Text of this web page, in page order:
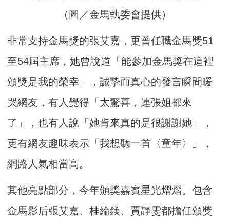
（圖／金馬執委會提供）
非常支持金馬獎的張艾嘉，更曾任職金馬獎51
至54屆主席，她曾說道「能參加金馬獎在這裡
頒獎是我的榮幸」，誠摯而真心的發言瞬間暖
哭網友，有人覺得「太驚喜，連張姐都來
了」，也有人說「她肯來真的是很謝謝她」，
更有網友趣味表示「我想聽一首〈童年〉」，
網路人氣相當高。
其他亮點部分，今年頒獎嘉賓星光熠熠。包含
金馬影后張艾嘉、桂綸鎂、賈靜雯都擔任頒獎